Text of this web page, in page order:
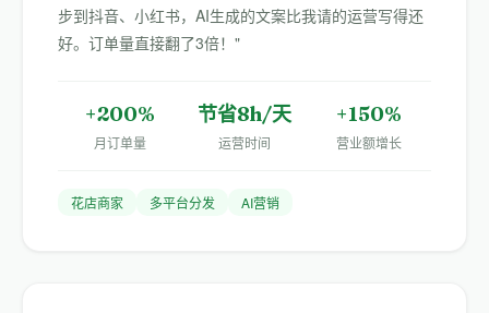
步到抖音、小红书，AI生成的文案比我请的运营写得还
好。订单量直接翻了3倍！"
+200%
月订单量
节省8h/天
运营时间
+150%
营业额增长
花店商家 多平台分发 AI营销